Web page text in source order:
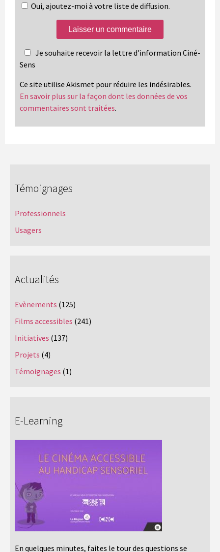
Oui, ajoutez-moi à votre liste de diffusion.
Je souhaite recevoir la lettre d'information Ciné-
Sens
Ce site utilise Akismet pour réduire les indésirables.
En savoir plus sur la façon dont les données de vos
commentaires sont traitées.
Témoignages
Professionnels
Usagers
Actualités
Evènements (125)
Films accessibles (241)
Initiatives (137)
Projets (4)
Témoignages (1)
E-Learning
En quelques minutes, faites le tour des questions se